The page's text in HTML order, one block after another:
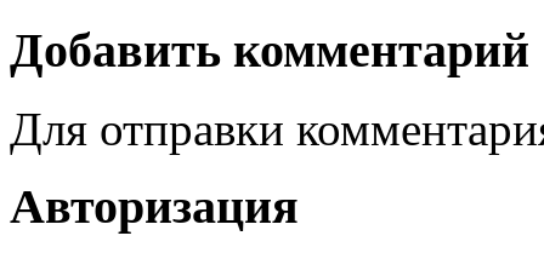
Добавить комментарий
Для отправки
Авторизация